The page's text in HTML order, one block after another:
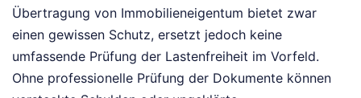
Übertragung von Immobilieneigentum bietet zwar
einen gewissen Schutz, ersetzt jedoch keine
umfassende Prüfung der Lastenfreiheit im Vorfeld.
Ohne professionelle Prüfung der Dokumente können